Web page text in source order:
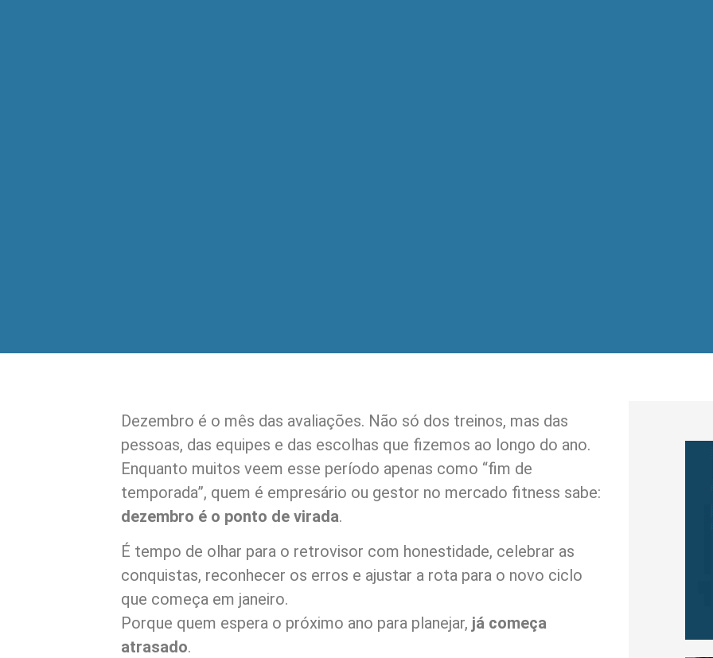
Dezembro é o mês das avaliações. Não só dos treinos, mas das
pessoas, das equipes e das escolhas que fizemos ao longo do ano.
Enquanto muitos veem esse período apenas como “fim de
temporada”, quem é empresário ou gestor no mercado fitness sabe:
dezembro é o ponto de virada.
É tempo de olhar para o retrovisor com honestidade, celebrar as
conquistas, reconhecer os erros e ajustar a rota para o novo ciclo
que começa em janeiro.
Porque quem espera o próximo ano para planejar, já começa
atrasado.